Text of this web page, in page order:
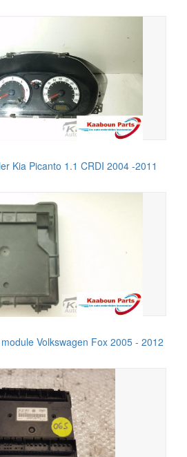
Kia Picanto 1.1 CRDI 2004 -2011
Volkswagen Fox 2005 - 2012